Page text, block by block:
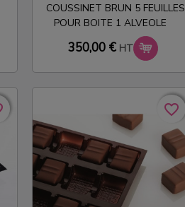
COUSSINET BRUN 5 FEUILLES
POUR BOITE 1 ALVEOLE
350,00 € HT
favorite_border
favorite_border